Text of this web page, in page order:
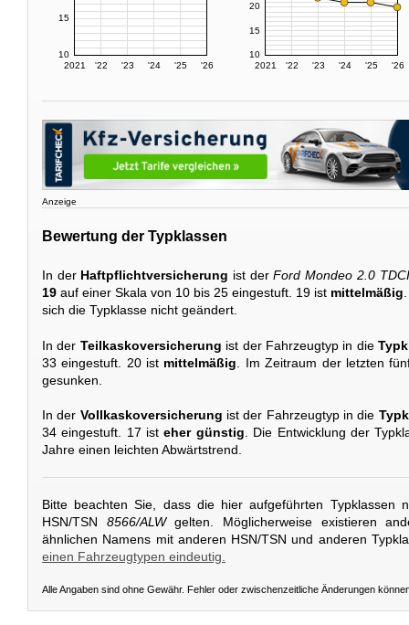
2021 '22 '23 '24 '25 '26
10
15
2021 '22 '23 '24 '25 '26
10
15
20
Anzeige
Bewertung der Typklassen
In der Haftpflichtversicherung ist derFord Mondeo 2.0
19 auf einer Skala von 10 bis 25 eingestuft. 19 ist mittelmäßig
sich die Typklasse nicht geändert.
In der Teilkaskoversicherung ist der Fahrzeugtyp in die
33 eingestuft. 20 ist mittelmäßig . Im Zeitraum der letzten
gesunken.
In der Vollkaskoversicherung ist der Fahrzeugtyp in die
34 eingestuft. 17 isteher günstig. Die Entwicklung der
Jahre einen leichten Abwärtstrend.
Bitte beachten Sie, dass die hier aufgeführten Typklassen
HSN/TSN 8566/ALWgelten. Möglicherweise existieren
ähnlichen Namens mit anderen HSN/TSN und anderen
einen Fahrzeugtypen eindeutig.
Alle Angaben sind ohne Gewähr. Fehler oder zwischenzeitliche Änderungen